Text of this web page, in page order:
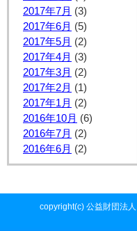
2017年7月 (3)
2017年6月 (5)
2017年5月 (2)
2017年4月 (3)
2017年3月 (2)
2017年2月 (1)
2017年1月 (2)
2016年10月 (6)
2016年7月 (2)
2016年6月 (2)
copyright(c) 公益財団法